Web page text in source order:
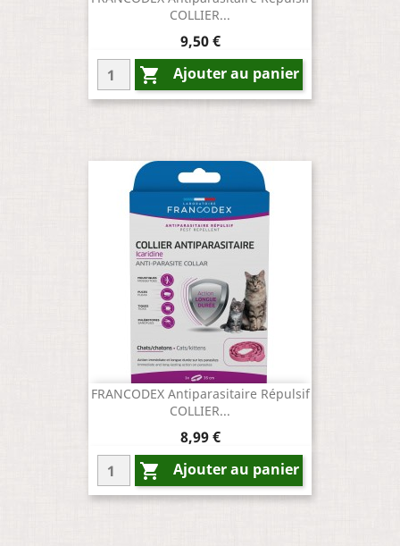
COLLIER...
Prix
9,50 €
 Ajouter au panier
FRANCODEX Antiparasitaire Répulsif
COLLIER...
Prix
8,99 €
 Ajouter au panier